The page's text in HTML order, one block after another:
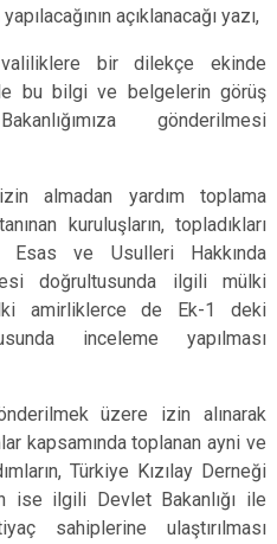
açıklanacağı yazı,
bir dilekçe ekinde
bu bilgi ve belgelerin görüş
gönderilmesi
almadan yardım toplama
kuruluşların, topladıkları
Esas ve Usulleri Hakkında
doğrultusunda ilgili mülki
amirliklerce de Ek-1 deki
inceleme yapılması
üzere izin alınarak
kapsamında toplanan ayni ve
Türkiye Kızılay Derneği
ise ilgili Devlet Bakanlığı ile
sahiplerine ulaştırılması